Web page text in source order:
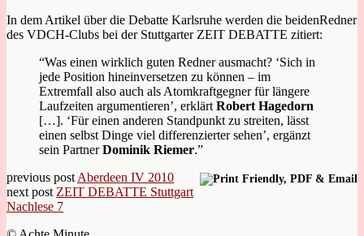
In dem Artikel über die Debatte Karlsruhe werden die beidenRedner
des VDCH-Clubs bei der Stuttgarter ZEIT DEBATTE zitiert:
“Was einen wirklich guten Redner ausmacht? ‘Sich in
jede Position hineinversetzen zu können – im
Extremfall also auch als Atomkraftgegner für längere
Laufzeiten argumentieren’, erklärt Robert Hagedorn
[…]. ‘Für einen anderen Standpunkt zu streiten, lässt
einen selbst Dinge viel differenzierter sehen’, ergänzt
sein PartnerDominik Riemer.”
previous post Aberdeen IV 2010
next post ZEIT DEBATTE Stuttgart
Nachlese 7